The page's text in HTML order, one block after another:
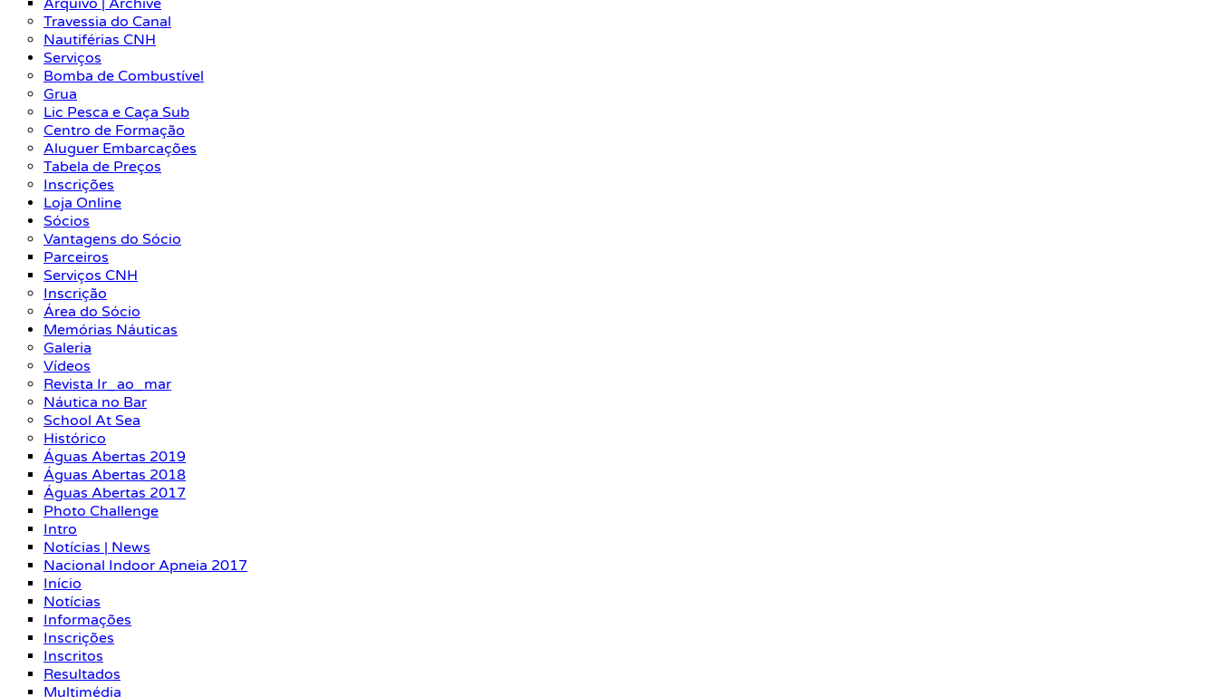
Arquivo | Archive
Travessia do Canal
Nautiférias CNH
Serviços
Bomba de Combustível
Grua
Lic Pesca e Caça Sub
Centro de Formação
Aluguer Embarcações
Tabela de Preços
Inscrições
Loja Online
Sócios
Vantagens do Sócio
Parceiros
Serviços CNH
Inscrição
Área do Sócio
Memórias Náuticas
Galeria
Vídeos
Revista Ir_ao_mar
Náutica no Bar
School At Sea
Histórico
Águas Abertas 2019
Águas Abertas 2018
Águas Abertas 2017
Photo Challenge
Intro
Notícias | News
Nacional Indoor Apneia 2017
Início
Notícias
Informações
Inscrições
Inscritos
Resultados
Multimédia